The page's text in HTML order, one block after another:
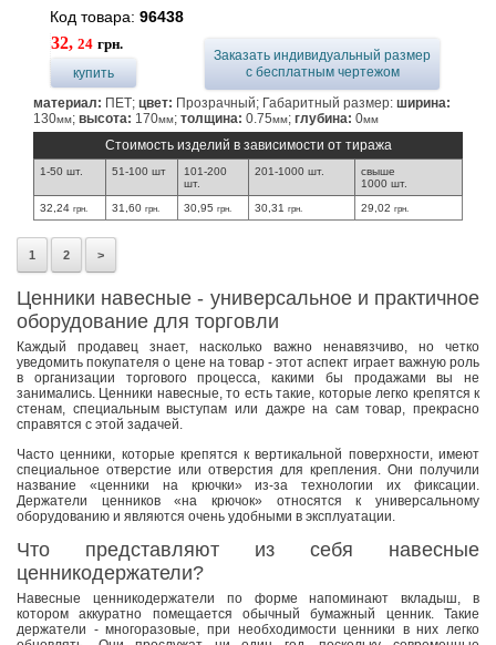
Код товара: 96438
32, 24 грн.
купить
Заказать индивидуальный размер
с бесплатным чертежом
материал: ПЕТ; цвет: Прозрачный; Габаритный размер: ширина:
130мм; высота: 170мм; толщина: 0.75мм; глубина: 0мм
Стоимость изделий в зависимости от тиража
1-50 шт. 51-100 шт
101-200
шт.
201-1000 шт.
свыше
1000 шт.
32,24 грн. 31,60грн. 30,95 грн. 30,31 грн. 29,02грн.
1 2 >
Ценники навесные - универсальное и практичное
оборудование для торговли
Каждый продавец знает, насколько важно ненавязчиво, но четко
уведомить покупателя о цене на товар - этот аспект играет важную роль
в организации торгового процесса, какими бы продажами вы не
занимались. Ценники навесные, то есть такие, которые легко крепятся к
стенам, специальным выступам или дажpе на сам товар, прекрасно
справятся с этой задачей.
Часто ценники, которые крепятся к вертикальной поверхности, имеют
специальное отверстие или отверстия для крепления. Они получили
название «ценники на крючки» из-за технологии их фиксации.
Держатели ценников «на крючок» относятся к универсальному
оборудованию и являются очень удобными в эксплуатации.
Что представляют из себя навесные
ценникодержатели?
Навесные ценникодержатели по форме напоминают вкладыш, в
котором аккуратно помещается обычный бумажный ценник. Такие
держатели - многоразовые, при необходимости ценники в них легко